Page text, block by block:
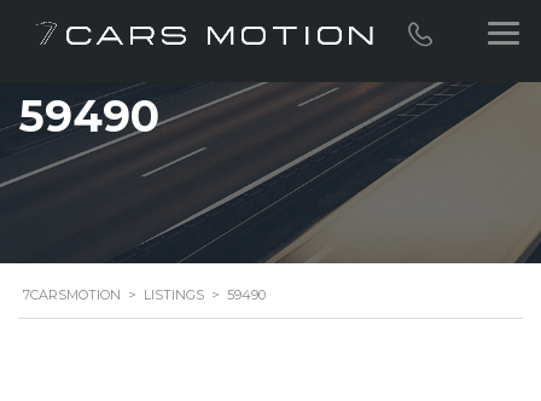
59490
7CARSMOTION > LISTINGS > 59490